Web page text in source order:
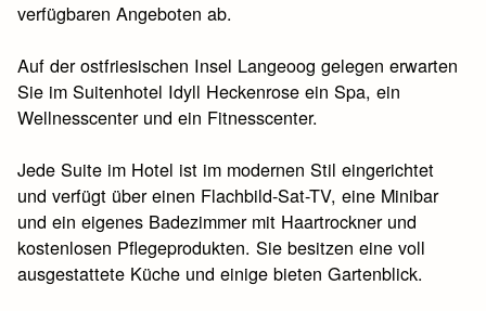
verfügbaren Angeboten ab.
Auf der ostfriesischen Insel Langeoog gelegen erwarten
Sie im Suitenhotel Idyll Heckenrose ein Spa, ein
Wellnesscenter und ein Fitnesscenter.
Jede Suite im Hotel ist im modernen Stil eingerichtet
und verfügt über einen Flachbild-Sat-TV, eine Minibar
und ein eigenes Badezimmer mit Haartrockner und
kostenlosen Pflegeprodukten. Sie besitzen eine voll
ausgestattete Küche und einige bieten Gartenblick.